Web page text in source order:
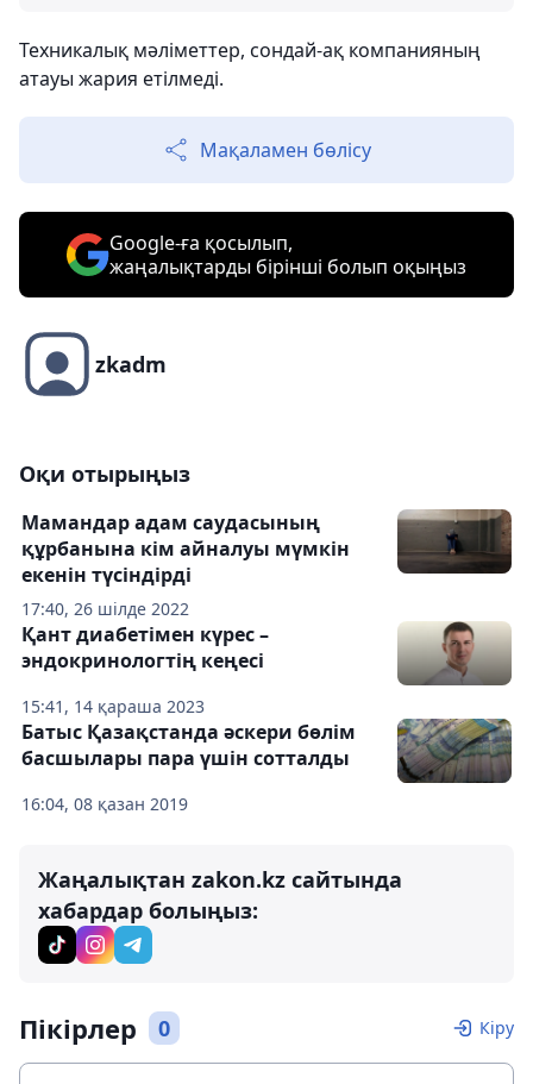
Техникалық мәліметтер, сондай-ақ компанияның
атауы жария етілмеді.
Мақаламен бөлісу
Google-ға қосылып,
жаңалықтарды бірінші болып оқыңыз
zkadm
Оқи отырыңыз
17:40, 26 шілде 2022
Мамандар адам саудасының
құрбанына кім айналуы мүмкін
екенін түсіндірді
15:41, 14 қараша 2023
Қант диабетімен күрес –
эндокринологтің кеңесі
16:04, 08 қазан 2019
Батыс Қазақстанда әскери бөлім
басшылары пара үшін сотталды
Жаңалықтан zakon.kz сайтында
хабардар болыңыз:
Пікірлер 0 Кіру